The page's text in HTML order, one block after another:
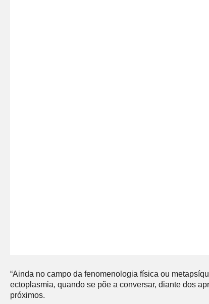
“Ainda no campo da fenomenologia física ou
ectoplasmia, quando se põe a conversar, diante dos
próximos.